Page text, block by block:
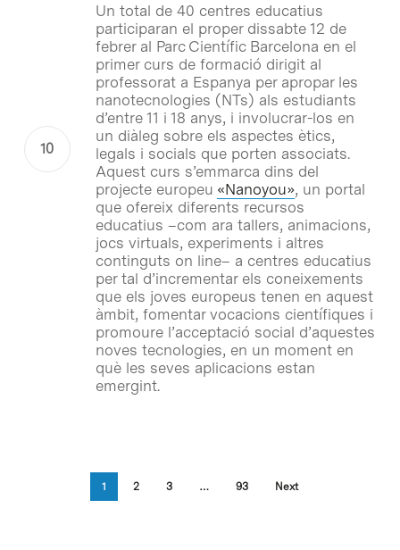
Un total de 40 centres educatius
participaran el proper dissabte 12 de
febrer al Parc Científic Barcelona en el
primer curs de formació dirigit al
professorat a Espanya per apropar les
nanotecnologies (NTs) als estudiants
d’entre 11 i 18 anys, i involucrar-los en
un diàleg sobre els aspectes ètics,
legals i socials que porten associats.
Aquest curs s’emmarca dins del
projecte europeu «Nanoyou», un portal
que ofereix diferents recursos
educatius –com ara tallers, animacions,
jocs virtuals, experiments i altres
continguts on line– a centres educatius
per tal d’incrementar els coneixements
que els joves europeus tenen en aquest
àmbit, fomentar vocacions científiques i
promoure l’acceptació social d’aquestes
noves tecnologies, en un moment en
què les seves aplicacions estan
emergint.
1 2 3 … 93 Next